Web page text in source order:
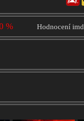
% Hodnocení